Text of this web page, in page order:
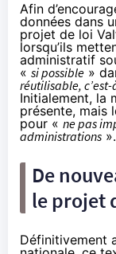
Afin
données dans
projet de loi
lorsqu’ils
administratif
« si possible »
réutilisable,
Initialement, la
présente, mais
pour « ne pas
administrations ».
De
le projet
Définitivement